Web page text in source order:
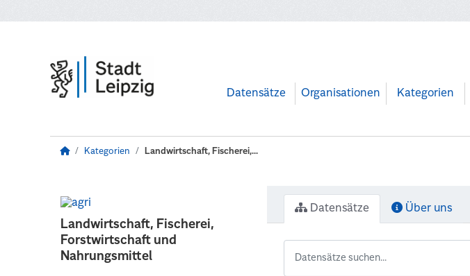
Datensätze Organisationen Kategorien
Kategorien Landwirtschaft, Fischerei,...
Landwirtschaft, Fischerei,
Forstwirtschaft und
Nahrungsmittel
Datensätze Über uns